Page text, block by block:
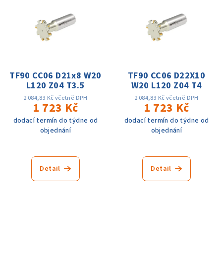
TF90 CC06 D21x8 W20
L120 Z04 T3.5
2 084,83 Kč včetně DPH
1 723 Kč
dodací termín do týdne od
objednání
Detail
TF90 CC06 D22X10
W20 L120 Z04 T4
2 084,83 Kč včetně DPH
1 723 Kč
dodací termín do týdne od
objednání
Detail